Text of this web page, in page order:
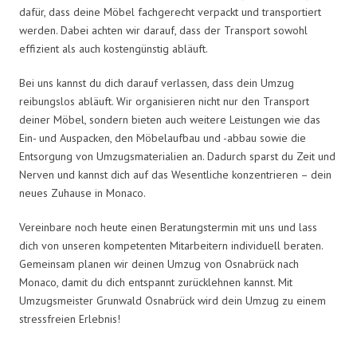
dafür, dass deine Möbel fachgerecht verpackt und transportiert
werden. Dabei achten wir darauf, dass der Transport sowohl
effizient als auch kostengünstig abläuft.
Bei uns kannst du dich darauf verlassen, dass dein Umzug
reibungslos abläuft. Wir organisieren nicht nur den Transport
deiner Möbel, sondern bieten auch weitere Leistungen wie das
Ein- und Auspacken, den Möbelaufbau und -abbau sowie die
Entsorgung von Umzugsmaterialien an. Dadurch sparst du Zeit und
Nerven und kannst dich auf das Wesentliche konzentrieren – dein
neues Zuhause in Monaco.
Vereinbare noch heute einen Beratungstermin mit uns und lass
dich von unseren kompetenten Mitarbeitern individuell beraten.
Gemeinsam planen wir deinen Umzug von Osnabrück nach
Monaco, damit du dich entspannt zurücklehnen kannst. Mit
Umzugsmeister Grunwald Osnabrück wird dein Umzug zu einem
stressfreien Erlebnis!